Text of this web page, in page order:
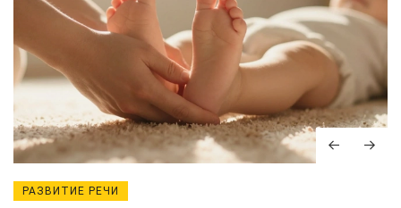
РАЗВИТИЕ РЕЧИ